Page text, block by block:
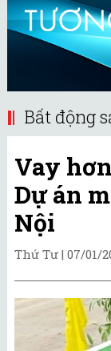
Bất động
Vay
Dự án
Nội
Thứ Tư | 07/01/